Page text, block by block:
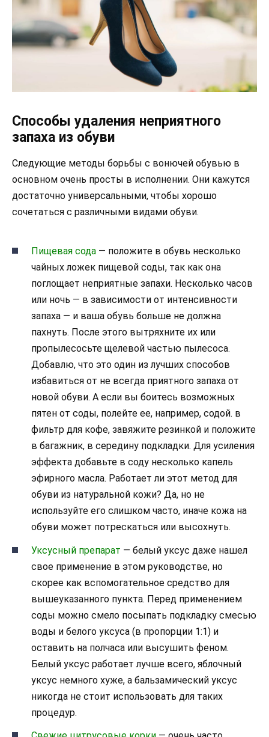
Способы удаления неприятного
запаха из обуви
Следующие методы борьбы с вонючей обувью в
основном очень просты в исполнении. Они кажутся
достаточно универсальными, чтобы хорошо
сочетаться с различными видами обуви.
Пищевая сода — положите в обувь несколько
чайных ложек пищевой соды, так как она
поглощает неприятные запахи. Несколько часов
или ночь — в зависимости от интенсивности
запаха — и ваша обувь больше не должна
пахнуть. После этого вытряхните их или
пропылесосьте щелевой частью пылесоса.
Добавлю, что это один из лучших способов
избавиться от не всегда приятного запаха от
новой обуви. А если вы боитесь возможных
пятен от соды, полейте ее, например, содой. в
фильтр для кофе, завяжите резинкой и положите
в багажник, в середину подкладки. Для усиления
эффекта добавьте в соду несколько капель
эфирного масла. Работает ли этот метод для
обуви из натуральной кожи? Да, но не
используйте его слишком часто, иначе кожа на
обуви может потрескаться или высохнуть.
Уксусный препарат — белый уксус даже нашел
свое применение в этом руководстве, но
скорее как вспомогательное средство для
вышеуказанного пункта. Перед применением
соды можно смело посыпать подкладку смесью
воды и белого уксуса (в пропорции 1:1) и
оставить на полчаса или высушить феном.
Белый уксус работает лучше всего, яблочный
уксус немного хуже, а бальзамический уксус
никогда не стоит использовать для таких
процедур.